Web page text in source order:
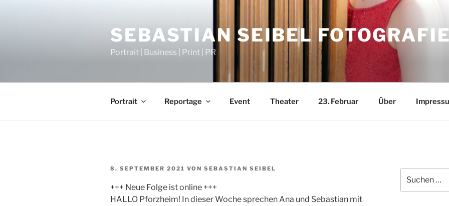
SEBASTIAN SEIBEL FOTOGRAFIE
Portrait | Business | Print | PR
Portrait Reportage Event Theater 23. Februar Über
VERÖFFENTLICHT
8. SEPTEMBER 2021 VON SEBASTIAN SEIBEL
+++ Neue Folge ist online +++
HALLO Pforzheim! In dieser Woche sprechen Ana und Sebastian mit
nach: